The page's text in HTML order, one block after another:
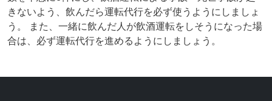
きないよう、飲んだら運転代行を必ず使うようにしましょ
う。 また、一緒に飲んだ人が飲酒運転をしそうになった場
合は、必ず運転代行を進めるようにしましょう。